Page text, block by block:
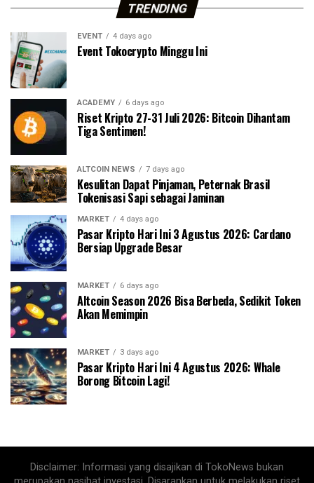
TRENDING
EVENT 4 days ago
Event Tokocrypto Minggu Ini
ACADEMY 6 days ago
Riset Kripto 27-31 Juli 2026: Bitcoin Dihantam
Tiga Sentimen!
ALTCOIN NEWS 7 days ago
Kesulitan Dapat Pinjaman, Peternak Brasil
Tokenisasi Sapi sebagai Jaminan
MARKET 4 days ago
Pasar Kripto Hari Ini 3 Agustus 2026: Cardano
Bersiap Upgrade Besar
MARKET 6 days ago
Altcoin Season 2026 Bisa Berbeda, Sedikit Token
Akan Memimpin
MARKET 3 days ago
Pasar Kripto Hari Ini 4 Agustus 2026: Whale
Borong Bitcoin Lagi!
Disclaimer: Informasi yang disajikan di TokoNews bukan